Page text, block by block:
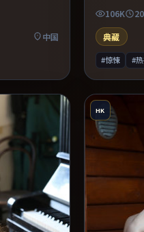
运母题的
中国
更易沉浸其
众，情绪后
106K
典藏
#惊悚 #
HK